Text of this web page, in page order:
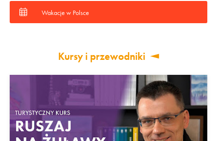
Wakacje w Polsce
Kursy i przewodniki